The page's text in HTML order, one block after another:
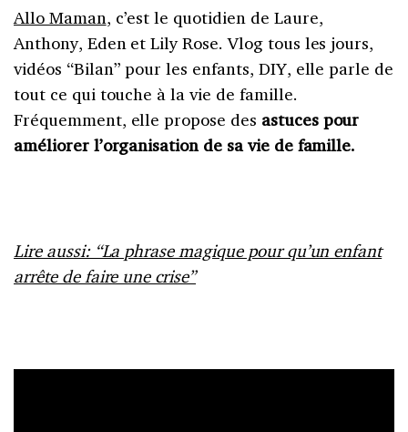
Allo Maman, c’est le quotidien de Laure,
Anthony, Eden et Lily Rose. Vlog tous les jours,
vidéos “Bilan” pour les enfants, DIY, elle parle de
tout ce qui touche à la vie de famille.
Fréquemment, elle propose des astuces pour
améliorer l’organisation de sa vie de famille.
Lire aussi: “La phrase magique pour qu’un enfant
arrête de faire une crise”